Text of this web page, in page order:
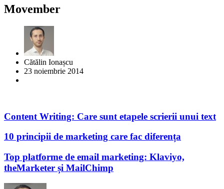
Movember
Cătălin Ionașcu
23 noiembrie 2014
Content Writing: Care sunt etapele scrierii unui text
10 principii de marketing care fac diferența
Top platforme de email marketing: Klaviyo,
theMarketer și MailChimp